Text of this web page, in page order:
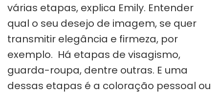
várias etapas, explica Emily. Entender
qual o seu desejo de imagem, se quer
transmitir elegância e firmeza, por
exemplo. Há etapas de visagismo,
guarda-roupa, dentre outras. E uma
dessas etapas é a coloração pessoal ou